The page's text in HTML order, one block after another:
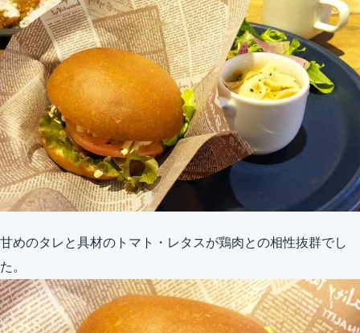
甘めのタレと具材のトマト・レタスが鶏肉との相性抜群でし
た。